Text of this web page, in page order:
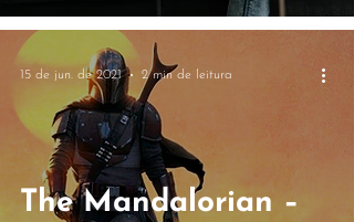
The Mandalorian –
15 de jun. de 2021 2 min de leitura